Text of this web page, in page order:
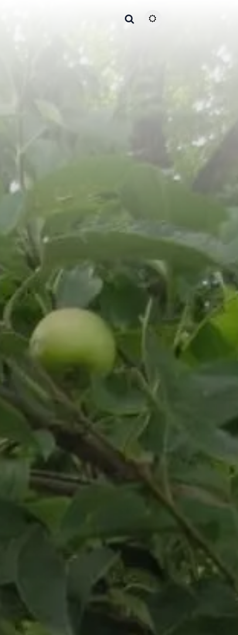
主题颜色切换